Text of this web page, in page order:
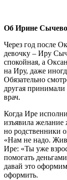
Об Ирине
Через год после
девочку – Иру
спокойная, а
на Иру, даже
Обязательно
другая принимали
врач.
Когда Ире
изъявила
но родственники
«Нам не надо.
Ире: «Ты уже
помогать
давай это
оформить.